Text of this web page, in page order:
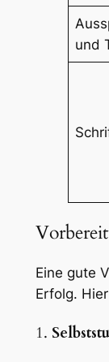
und
Eine gute
Erfolg.
1.